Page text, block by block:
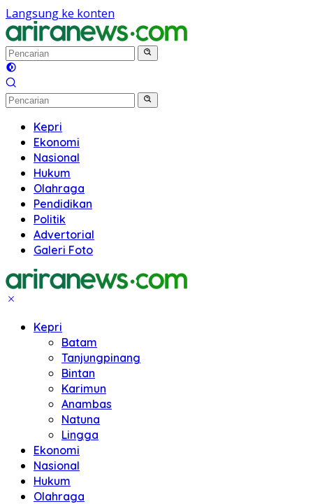
Langsung ke konten
Kepri
Ekonomi
Nasional
Hukum
Olahraga
Pendidikan
Politik
Advertorial
Galeri Foto
Kepri
Batam
Tanjungpinang
Bintan
Karimun
Anambas
Natuna
Lingga
Ekonomi
Nasional
Hukum
Olahraga